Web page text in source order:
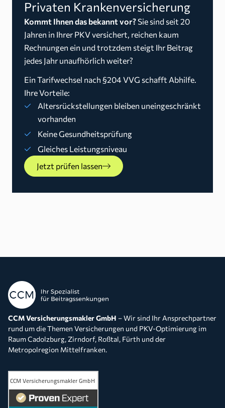
Privaten Krankenversicherung
Kommt Ihnen das bekannt vor? Sie sind seit 20
Jahren in Ihrer PKV versichert, reichen kaum
Rechnungen ein und trotzdem steigt Ihr Beitrag
jedes Jahr unaufhörlich weiter?
Ein Tarifwechsel nach §204 VVG schafft Abhilfe.
Ihre Vorteile:
Altersrückstellungen bleiben uneingeschränkt
vorhanden
Keine Gesundheitsprüfung
Gleiches Leistungsniveau
Jetzt prüfen lassen
CCM Versicherungsmakler GmbH – Wir sind Ihr Ansprechpartner
rund um die Themen Versicherungen und PKV-Optimierung im
Raum Cadolzburg, Zirndorf, Roßtal, Fürth und der
Metropolregion Mittelfranken.